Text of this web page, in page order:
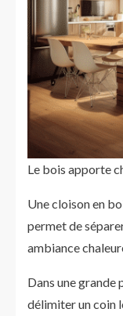
Le bois apporte
Une cloison en
permet de
ambiance
Dans une grande
délimiter un coin